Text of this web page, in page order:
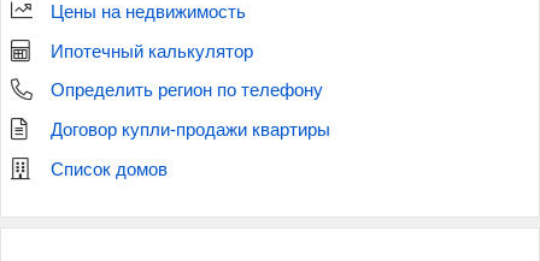
Цены на недвижимость
Ипотечный калькулятор
Определить регион по телефону
Договор купли-продажи квартиры
Список домов